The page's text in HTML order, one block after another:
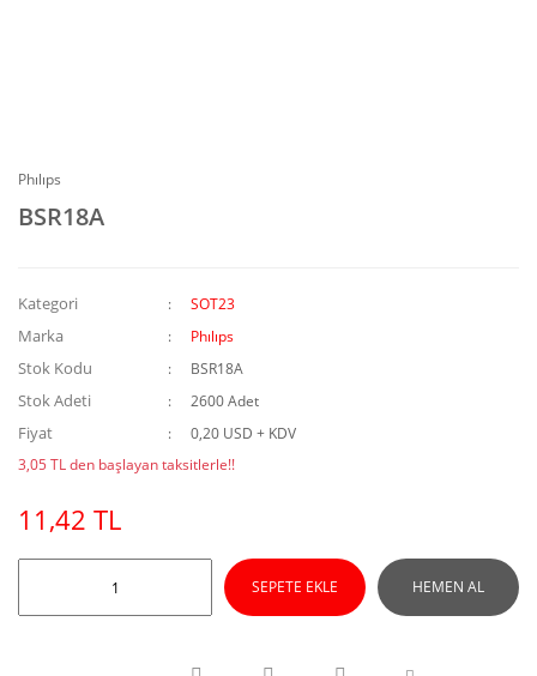
Phılıps
BSR18A
Kategori SOT23
Marka Phılıps
Stok Kodu BSR18A
Stok Adeti 2600 Adet
Fiyat
0,20 USD + KDV
3,05 TL den başlayan taksitlerle!!
11,42 TL
SEPETE EKLE HEMEN AL